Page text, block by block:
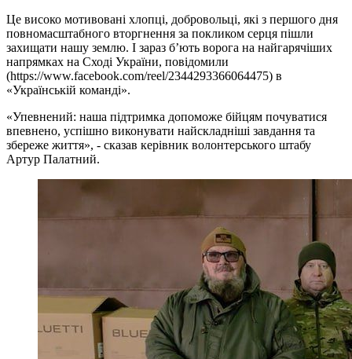
Це високо мотивовані хлопці, добровольці, які з першого дня
повномасштабного вторгнення за покликом серця пішли
захищати нашу землю. І зараз б’ють ворога на найгарячіших
напрямках на Сході України, повідомили
(https://www.facebook.com/reel/2344293366064475) в
«Українській команді».
«Упевнений: наша підтримка допоможе бійцям почуватися
впевнено, успішно виконувати найскладніші завдання та
збереже життя», - сказав керівник волонтерського штабу
Артур Палатний.